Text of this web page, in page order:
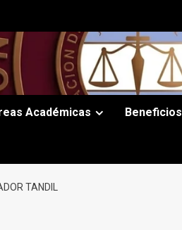
Académicas Beneficios
TANDIL